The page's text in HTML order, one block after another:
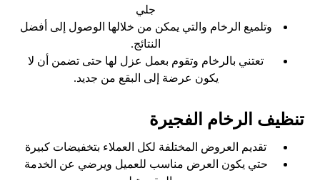
جلي
وتلميع الرخام والتي يمكن من خلالها الوصول إلى أفضل
النتائج.
تعتني بالرخام وتقوم بعمل عزل لها حتى تضمن أن لا
يكون عرضة إلى البقع من جديد.
تنظيف الرخام الفجيرة
تقديم العروض المختلفة لكل العملاء بتخفيضات كبيرة
حتي يكون العرض مناسب للعميل ويرضي عن الخدمة